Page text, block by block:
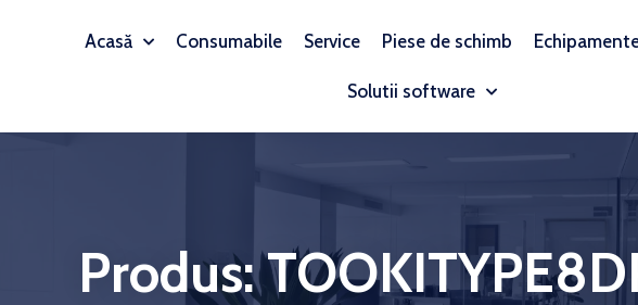
Acasă Consumabile Service Piese de schimb
Solutii software
Produs: